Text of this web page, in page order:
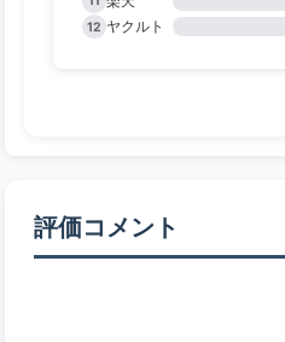
12 ヤクルト
評価コメント